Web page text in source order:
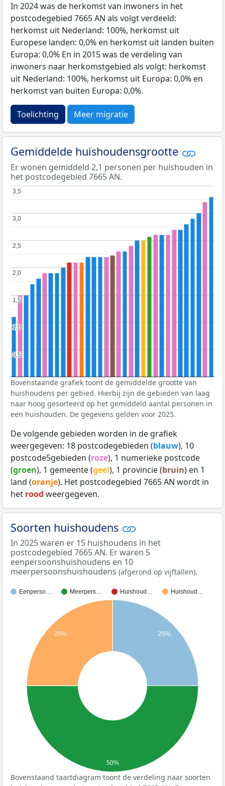
In 2024 was de herkomst van inwoners in het
postcodegebied 7665 AN als volgt verdeeld:
herkomst uit Nederland: 100%, herkomst uit
Europese landen: 0,0% en herkomst uit landen buiten
Europa: 0,0% En in 2015 was de verdeling van
inwoners naar herkomstgebied als volgt: herkomst
uit Nederland: 100%, herkomst uit Europa: 0,0% en
herkomst van buiten Europa: 0,0%.
Toelichting Meer migratie
Gemiddelde huishoudensgrootte
Er wonen gemiddeld 2,1 personen per huishouden in
het postcodegebied 7665 AN.
0,5
0,5
1,0
1,0
1,5
1,5
2,0
2,0
2,5
2,5
3,0
3,0
3,5
3,5
Bovenstaande grafiek toont de gemiddelde grootte van
huishoudens per gebied. Hierbij zijn de gebieden van laag
naar hoog gesorteerd op het gemiddeld aantal personen in
een huishouden. De gegevens gelden voor 2025.
De volgende gebieden worden in de grafiek
weergegeven: 18 postcodegebieden (blauw), 10
postcode5gebieden (roze), 1 numerieke postcode
(groen), 1 gemeente (geel), 1 provincie (bruin) en 1
land (oranje). Het postcodegebied 7665 AN wordt in
het rood weergegeven.
Soorten huishoudens
In 2025 waren er 15 huishoudens in het
postcodegebied 7665 AN. Er waren 5
eenpersoonshuishoudens en 10
meerpersoonshuishoudens (afgerond op vijftallen).
Eenperso… Meerpers… Huishoud… Huishoud…
25%
25%
50%
Bovenstaand taartdiagram toont de verdeling naar soorten